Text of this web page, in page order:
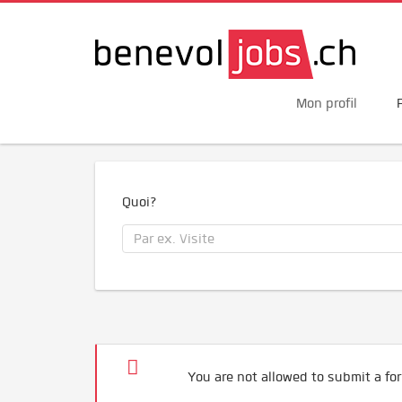
Mon profil
Quoi?
You are not allowed to submit a